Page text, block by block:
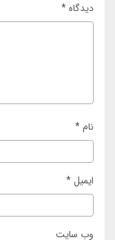
دیدگاه*
نام*
ایمیل*
وب‌ سایت